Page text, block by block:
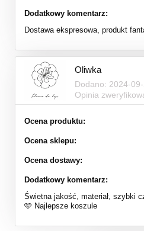
Dodatkowy komentarz:
Dostawa ekspresowa, produkt
Oliwka
Dodano: 2024-
Opinia
Ocena produktu:
Ocena sklepu:
Ocena dostawy:
Dodatkowy komentarz:
Świetna jakość, materiał, szybki
🩷 Najlepsze koszule